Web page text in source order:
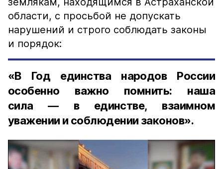
области, с просьбой не допускать
нарушений и строго соблюдать законы
и порядок:
«В Год единства народов России
особенно важно помнить: наша
сила — в единстве, взаимном
уважении и соблюдении законов».